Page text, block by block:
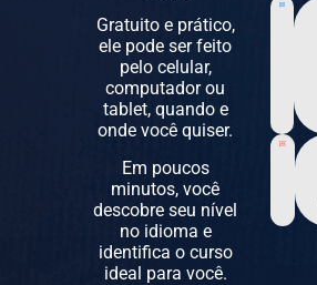
Gratuito e prático,
ele pode ser feito
pelo celular,
computador ou
tablet, quando e
onde você quiser.
Em poucos
minutos, você
descobre seu nível
no idioma e
identifica o curso
ideal para você.